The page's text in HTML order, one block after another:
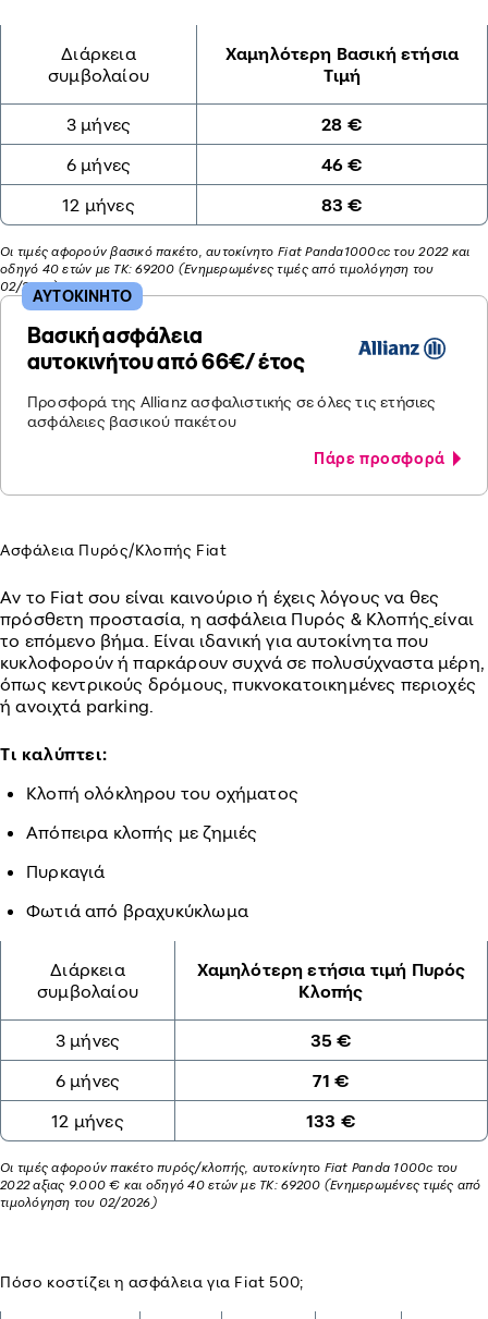
Διάρκεια
συμβολαίου
Χαμηλότερη Βασική ετήσια
Τιμή
3 μήνες
28 €
6 μήνες
46 €
12 μήνες
83 €
Οι τιμές αφορούν βασικό πακέτο, αυτοκίνητο Fiat Panda1000cc του 2022 και
οδηγό 40 ετών με ΤΚ: 69200 (Ενημερωμένες τιμές από τιμολόγηση του
02/2026)
Βασική ασφάλεια
αυτοκινήτου από 66€/ έτος
Προσφορά της Allianz ασφαλιστικής σε όλες τις ετήσιες
ασφάλειες βασικού πακέτου
Πάρε προσφορά
ΑΥΤΟΚΙΝΗΤΟ
Ασφάλεια Πυρός/Κλοπής Fiat
Αν το Fiat σου είναι καινούριο ή έχεις λόγους να θες
πρόσθετη προστασία, η ασφάλεια Πυρός & Κλοπής είναι
το επόμενο βήμα. Είναι ιδανική για αυτοκίνητα που
κυκλοφορούν ή παρκάρουν συχνά σε πολυσύχναστα μέρη,
όπως κεντρικούς δρόμους, πυκνοκατοικημένες περιοχές
ή ανοιχτά parking.
Τι καλύπτει:
Κλοπή ολόκληρου του οχήματος
Απόπειρα κλοπής με ζημιές
Πυρκαγιά
Φωτιά από βραχυκύκλωμα
Διάρκεια
συμβολαίου
Χαμηλότερη ετήσια τιμή Πυρός
Κλοπής
3 μήνες
35 €
6 μήνες
71 €
12 μήνες
133 €
Οι τιμές αφορούν πακέτο πυρός/κλοπής, αυτοκίνητο Fiat Panda 1000c του
2022 αξιας 9.000 € και οδηγό 40 ετών με ΤΚ: 69200 (Ενημερωμένες τιμές από
τιμολόγηση του 02/2026)
Πόσο κοστίζει η ασφάλεια για Fiat 500;